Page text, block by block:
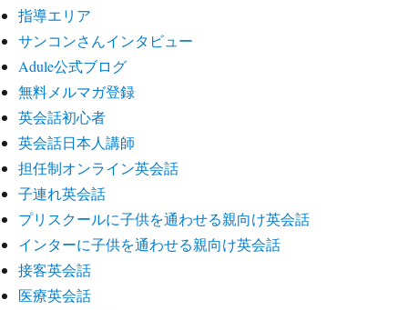
指導エリア
サンコンさんインタビュー
Adule公式ブログ
無料メルマガ登録
英会話初心者
英会話日本人講師
担任制オンライン英会話
子連れ英会話
プリスクールに子供を通わせる親向け英会話
インターに子供を通わせる親向け英会話
接客英会話
医療英会話